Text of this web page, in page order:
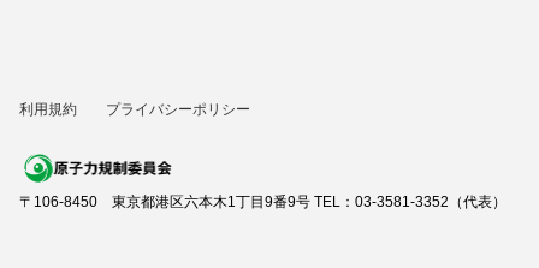
利用規約 プライバシーポリシー
〒106-8450 東京都港区六本木1丁目9番9号 TEL：03-3581-3352（代表）